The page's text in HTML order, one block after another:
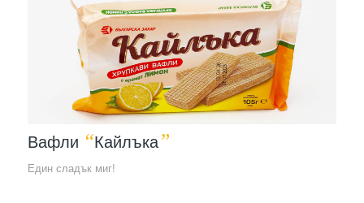
Вафли “Кайлъка”
Един сладък миг!